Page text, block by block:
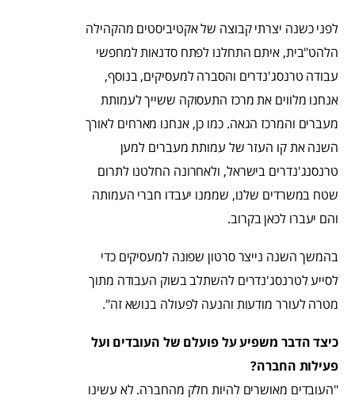
לפני כשנה יצרתי קבוצה של אקטיביסטים מהקהילה
הלהט"בית, איתם התחלנו לפתח סדנאות למחפשי
עבודה טרנסג'נדרים והסברה למעסיקים, בנוסף,
אנחנו מלווים את מרכז התעסוקה ששייך לעמותת
מעברים והמרכז הגאה. כמו כן, אנחנו מארחים לאורך
השנה את קו העזר של עמותת מעברים למען
טרנסנג'נדרים בישראל, ולאחרונה החלטנו לתרום
שטח במשרדים שלנו, שממנו יעבדו חברי העמותה
והם יעברו לכאן בקרוב.
בהמשך השנה נייצר סרטון שפונה למעסיקים כדי
לסייע לטרנסג'נדרים להשתלב בשוק העבודה מתוך
מטרה לעורר מודעות והנעה לפעולה בנושא זה".
כיצד הדבר משפיע על פועלם של העובדים ועל
פעילות החברה?
"העובדים מאושרים להיות חלק מהחברה. לא עשינו